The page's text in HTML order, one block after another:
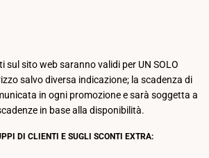
sul sito web saranno validi per UN SOLO
salvo diversa indicazione; la scadenza di
in ogni promozione e sarà soggetta a
in base alla disponibilità.
DI CLIENTI E SUGLI SCONTI EXTRA: